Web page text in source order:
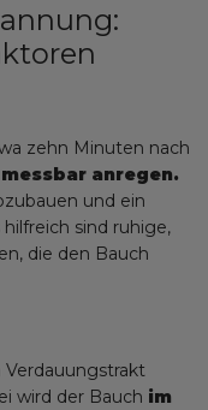
zehn Minuten nach
anregen.
und ein
sind ruhige,
die den Bauch
wird der Bauch im